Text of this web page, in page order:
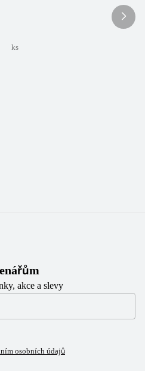
ks
akce a slevy
osobních údajů